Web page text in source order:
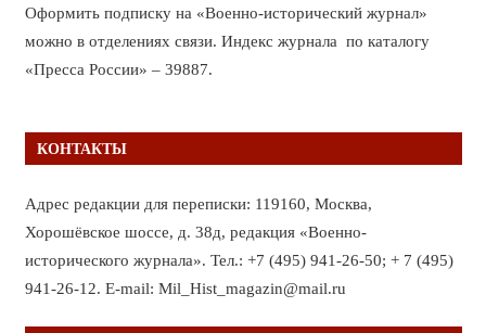
Оформить подписку на «Военно-исторический журнал»
можно в отделениях связи. Индекс журнала по каталогу
«Пресса России» – 39887.
КОНТАКТЫ
Адрес редакции для переписки: 119160, Москва,
Хорошёвское шоссе, д. 38д, редакция «Военно-
исторического журнала». Тел.: +7 (495) 941-26-50; + 7 (495)
941-26-12. E-mail: Mil_Hist_magazin@mail.ru